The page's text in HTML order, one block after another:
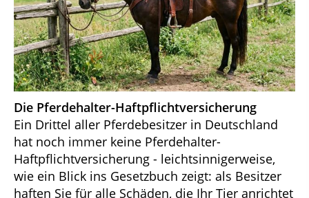
Die Pferdehalter-Haftpflichtversicherung
Ein Drittel aller Pferdebesitzer in Deutschland
hat noch immer keine Pferdehalter-
Haftpflichtversicherung - leichtsinnigerweise,
wie ein Blick ins Gesetzbuch zeigt: als Besitzer
haften Sie für alle Schäden, die Ihr Tier anrichtet